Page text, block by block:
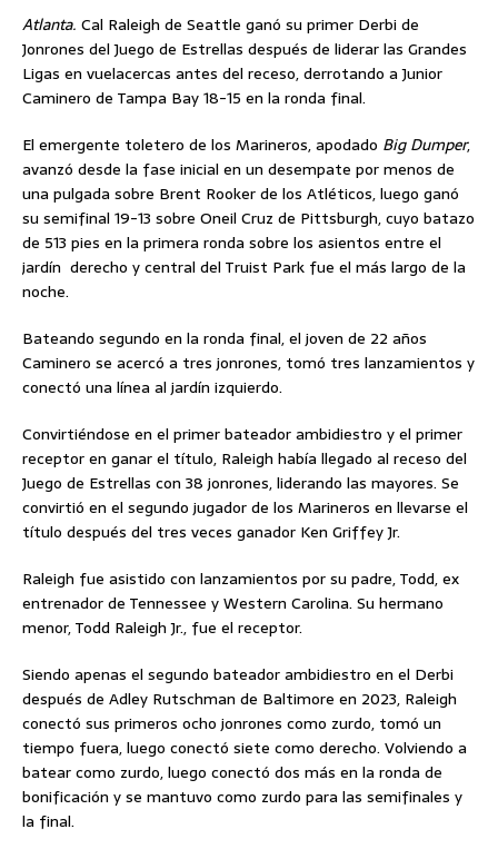
Atlanta. Cal Raleigh de Seattle ganó su primer Derbi de
Jonrones del Juego de Estrellas después de liderar las Grandes
Ligas en vuelacercas antes del receso, derrotando a Junior
Caminero de Tampa Bay 18-15 en la ronda final.
El emergente toletero de los Marineros, apodado Big Dumper,
avanzó desde la fase inicial en un desempate por menos de
una pulgada sobre Brent Rooker de los Atléticos, luego ganó
su semifinal 19-13 sobre Oneil Cruz de Pittsburgh, cuyo batazo
de 513 pies en la primera ronda sobre los asientos entre el
jardín derecho y central del Truist Park fue el más largo de la
noche.
Bateando segundo en la ronda final, el joven de 22 años
Caminero se acercó a tres jonrones, tomó tres lanzamientos y
conectó una línea al jardín izquierdo.
Convirtiéndose en el primer bateador ambidiestro y el primer
receptor en ganar el título, Raleigh había llegado al receso del
Juego de Estrellas con 38 jonrones, liderando las mayores. Se
convirtió en el segundo jugador de los Marineros en llevarse el
título después del tres veces ganador Ken Griffey Jr.
Raleigh fue asistido con lanzamientos por su padre, Todd, ex
entrenador de Tennessee y Western Carolina. Su hermano
menor, Todd Raleigh Jr., fue el receptor.
Siendo apenas el segundo bateador ambidiestro en el Derbi
después de Adley Rutschman de Baltimore en 2023, Raleigh
conectó sus primeros ocho jonrones como zurdo, tomó un
tiempo fuera, luego conectó siete como derecho. Volviendo a
batear como zurdo, luego conectó dos más en la ronda de
bonificación y se mantuvo como zurdo para las semifinales y
la final.